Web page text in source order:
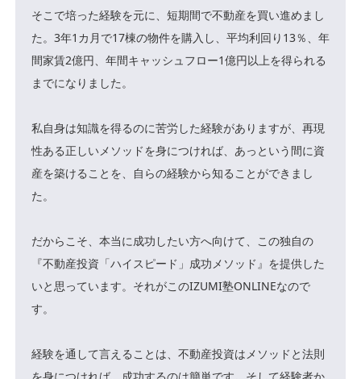
そこで培った経験を元に、短期間で不動産を買い進めまし
た。3年1カ月で17棟の物件を購入し、平均利回り13％、年
間家賃2億円、年間キャッシュフロー1億円以上を得られる
までになりました。
私自身は知識を得るのに苦労した経験がありますが、再現
性ある正しいメソッドを身につければ、あっという間に資
産を築けることを、自らの経験から知ることができまし
た。
だからこそ、本当に成功したい方へ向けて、この独自の
『不動産投資「ハイスピード」成功メソッド』を提供した
いと思っています。それがこのIZUMI塾ONLINEなので
す。
経験を通して言えることは、不動産投資はメソッドと法則